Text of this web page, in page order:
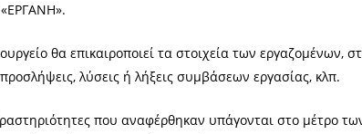
θα επικαιροποιεί τα στοιχεία των εργαζομένων,
λύσεις ή λήξεις συμβάσεων εργασίας, κλπ.
που αναφέρθηκαν υπάγονται στο μέτρο